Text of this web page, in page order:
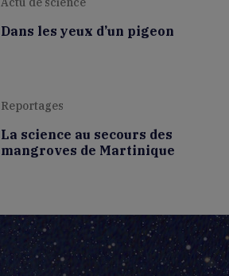
Dans les yeux d’un pigeon
Reportages
La science au secours des
mangroves de Martinique